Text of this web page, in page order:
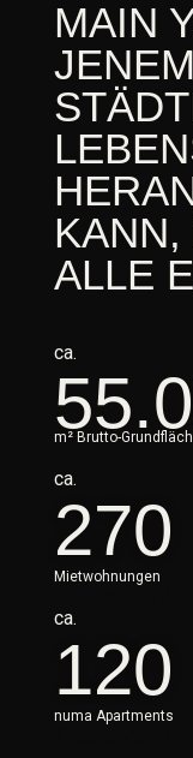
MAIN
ALLE
ca.
m² Brutto-
ca.
270
Mietwohnungen
ca.
120
numa Apartments